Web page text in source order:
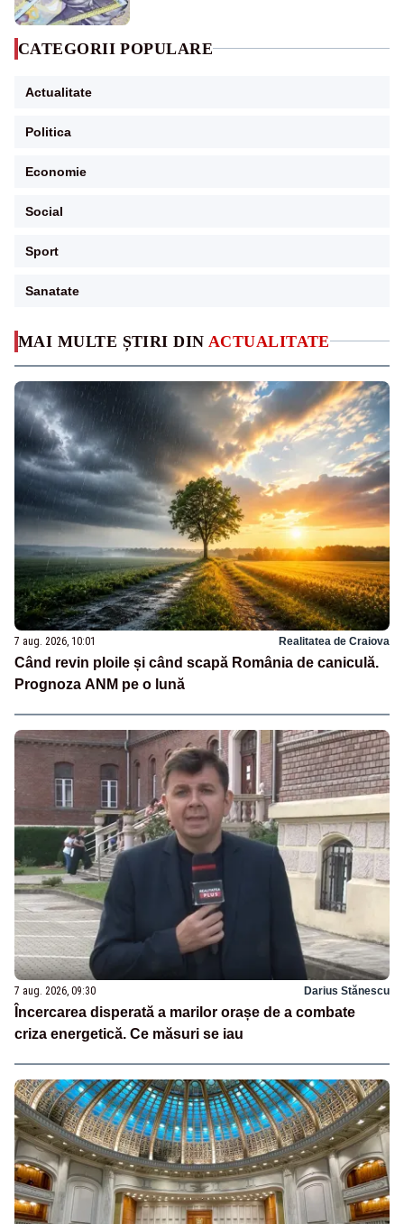
MAI MULTE ȘTIRI DIN ACTUALITATE
7 aug. 2026, 10:01 Realitatea de Craiova
Când revin ploile și când scapă România de caniculă.
Prognoza ANM pe o lună
7 aug. 2026, 09:30 Darius Stănescu
Încercarea disperată a marilor orașe de a combate
criza energetică. Ce măsuri se iau
CATEGORII POPULARE
Actualitate
Politica
Economie
Social
Sport
Sanatate